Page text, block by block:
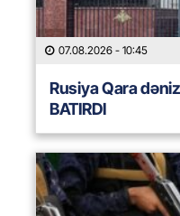
07.08.2026 - 10:45
Rusiya Qara
BATIRDI